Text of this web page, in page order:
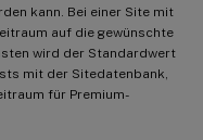
kann. Bei einer Site mit
auf die gewünschte
wird der Standardwert
mit der Sitedatenbank,
für Premium-